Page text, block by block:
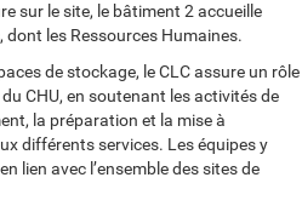
sur le site, le bâtiment 2 accueille
les Ressources Humaines.
de stockage, le CLC assure un rôle
CHU, en soutenant les activités de
la préparation et la mise à
différents services. Les équipes y
lien avec l’ensemble des sites de